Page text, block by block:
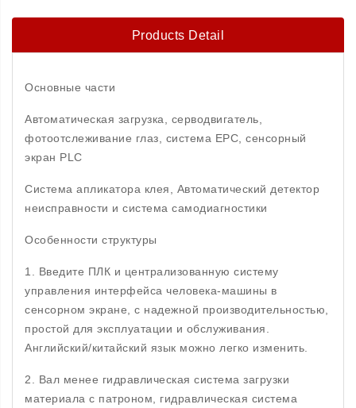
Products Detail
Основные части
Автоматическая загрузка, серводвигатель,
фотоотслеживание глаз, система EPC, сенсорный
экран PLC
Система апликатора клея, Автоматический детектор
неисправности и система самодиагностики
Особенности структуры
1. Введите ПЛК и централизованную систему
управления интерфейса человека-машины в
сенсорном экране, с надежной производительностью,
простой для эксплуатации и обслуживания.
Английский/китайский язык можно легко изменить.
2. Вал менее гидравлическая система загрузки
материала с патроном, гидравлическая система